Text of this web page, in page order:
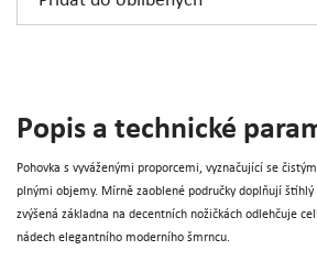
Popis a technické
Pohovka s vyváženými proporcemi, vyznačující se
plnými objemy. Mírně zaoblené područky doplňují štíhlý
zvýšená základna na decentních nožičkách odlehčuje
nádech elegantního moderního šmrncu.